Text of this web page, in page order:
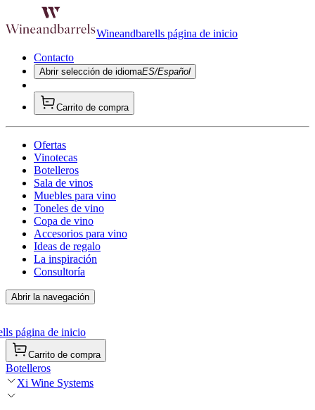
Wineandbarells página de inicio
Contacto
Abrir selección de idiomaES/Español
Carrito de compra
Ofertas
Vinotecas
Botelleros
Sala de vinos
Muebles para vino
Toneles de vino
Copa de vino
Accesorios para vino
Ideas de regalo
La inspiración
Consultoría
Abrir la navegación
página de inicio
Carrito de compra
Botelleros
Xi Wine Systems